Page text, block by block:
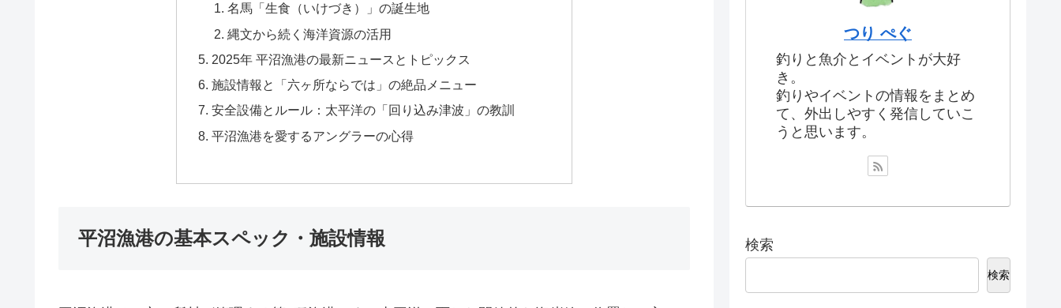
名馬「生食（いけづき）」の誕生地
縄文から続く海洋資源の活用
2025年 平沼漁港の最新ニュースとトピックス
施設情報と「六ヶ所ならでは」の絶品メニュー
安全設備とルール：太平洋の「回り込み津波」の教訓
平沼漁港を愛するアングラーの心得
平沼漁港の基本スペック・施設情報
つり ぺぐ
釣りと魚介とイベントが大好
き。
釣りやイベントの情報をまとめ
て、外出しやすく発信していこ
うと思います。
検索
検索